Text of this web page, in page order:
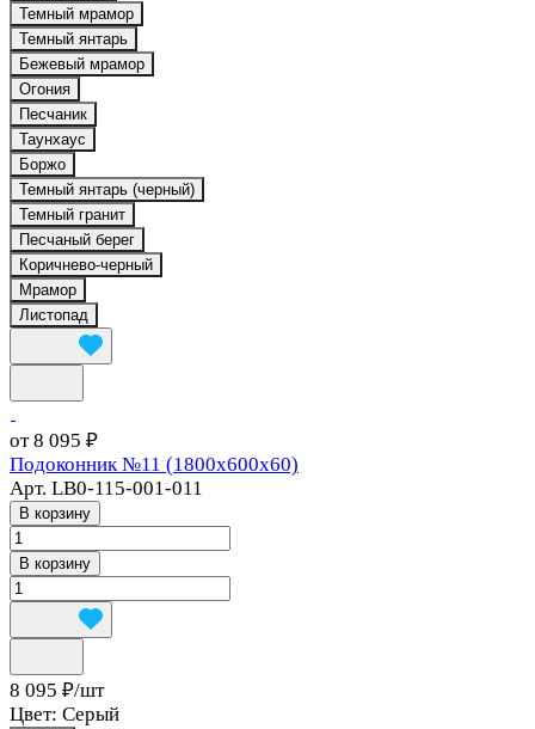
Темный мрамор
Темный янтарь
Бежевый мрамор
Огония
Песчаник
Таунхаус
Боржо
Темный янтарь (черный)
Темный гранит
Песчаный берег
Коричнево-черный
Мрамор
Листопад
от 8 095 ₽
Подоконник №11 (1800х600х60)
Арт. LB0-115-001-011
В корзину
В корзину
8 095 ₽/шт
Цвет: Серый